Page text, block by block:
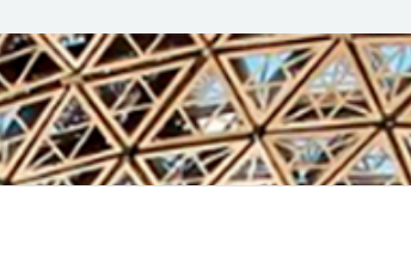
online
de tecnologias acessíveis e a criação de